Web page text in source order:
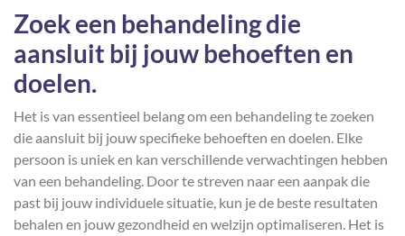
Zoek een behandeling die
aansluit bij jouw behoeften en
doelen.
Het is van essentieel belang om een behandeling te zoeken
die aansluit bij jouw specifieke behoeften en doelen. Elke
persoon is uniek en kan verschillende verwachtingen hebben
van een behandeling. Door te streven naar een aanpak die
past bij jouw individuele situatie, kun je de beste resultaten
behalen en jouw gezondheid en welzijn optimaliseren. Het is